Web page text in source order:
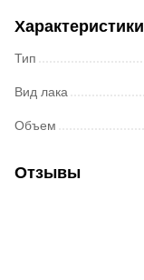
Характеристики
Тип
Вид лака
Объем
Отзывы